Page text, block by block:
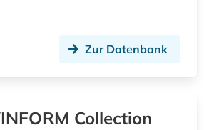
Zur Datenbank
Collection